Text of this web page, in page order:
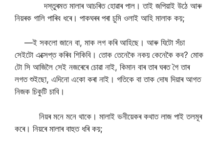
দস্তুৰমত মালাৰ আচৰিত হোৱাৰ পাল। তাই জপিয়াই উঠে আৰু
নিয়ৰক গালি পাৰিব ধৰে। পাকঘৰৰ পৰা চুমি ওলাই আহি মালাক কয়;
—ই সকলো জানে বা, মাক লগ কৰি আহিছে। আৰু যিটো সঁচা
সেইটো এক্সেপ্ত কৰিব শিকিবি। তোক তেনেকৈ নকয় কেনেকৈ কব? মোক
টো সি আজিলৈ সেই নজৰেৰে চোৱা নাই, কিমান বাৰ তাৰ ঘৰত গৈ তাৰ
লগত শুইছো, এদিনো একো কৰা নাই। গতিকে বা তাক দোষ দিয়াৰ আগত
নিজক চিকুটি চাবি।
নিয়ৰ মনে মনে থাকে। মালাই ভনীয়েকৰ কথাত লাজ পাই তলমূৰ
কৰে। নিয়ৰে মালাৰ বাহুত ধৰি কয়;